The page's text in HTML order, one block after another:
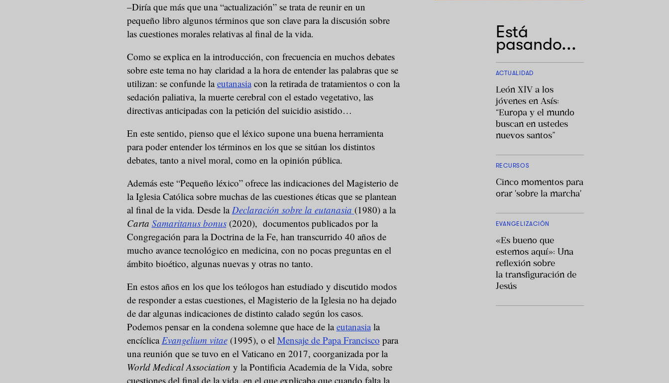
–Diría que más que una “actualización” se trata de reunir en un
pequeño libro algunos términos que son clave para la discusión sobre
las cuestiones morales relativas al final de la vida.
Como se explica en la introducción, con frecuencia en muchos debates
sobre este tema no hay claridad a la hora de entender las palabras que se
utilizan: se confunde laeutanasiacon la retirada de tratamientos o con la
sedación paliativa, la muerte cerebral con el estado vegetativo, las
directivas anticipadas con la petición del suicidio asistido…
En este sentido, pienso que el léxico supone una buena herramienta
para poder entender los términos en los que se sitúan los distintos
debates, tanto a nivel moral, como en la opinión pública.
Además este “Pequeño léxico” ofrece las indicaciones del Magisterio de
la Iglesia Católica sobre muchas de las cuestiones éticas que se plantean
al final de la vida. Desde laDeclaración sobre la eutanasia (1980) a la
Carta Samaritanus bonus(2020), documentos publicados por la
Congregación para la Doctrina de la Fe, han transcurrido 40 años de
mucho avance tecnológico en medicina, con no pocas preguntas en el
ámbito bioético, algunas nuevas y otras no tanto.
En estos años en los que los teólogos han estudiado y discutido modos
de responder a estas cuestiones, el Magisterio de la Iglesia no ha dejado
de dar algunas indicaciones de distinto calado según los casos.
Podemos pensar en la condena solemne que hace de laeutanasiala
encíclicaEvangelium vitae(1995), o el Mensaje de Papa Francisco para
una reunión que se tuvo en el Vaticano en 2017, coorganizada por la
World Medical Association y la Pontificia Academia de la Vida, sobre
cuestiones del final de la vida, en el que explicaba que cuando falta la
Está
pasando...
ACTUALIDAD
León XIV a los
jóvenes en Asís:
“Europa y el mundo
buscan en ustedes
nuevos santos”
RECURSOS
Cinco momentos para
orar 'sobre la marcha'
EVANGELIZACIÓN
«Es bueno que
estemos aquí»: Una
reflexión sobre
la transfiguración de
Jesús